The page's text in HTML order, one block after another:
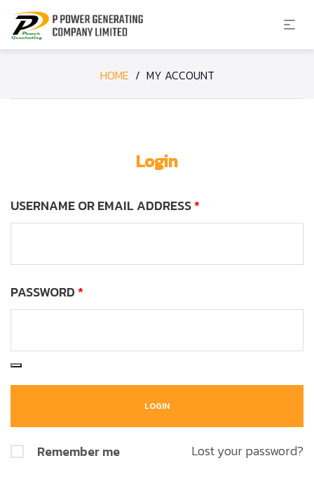
HOME / MY ACCOUNT
Login
USERNAME OR EMAIL ADDRESS*
PASSWORD*
Remember me Lost your password?